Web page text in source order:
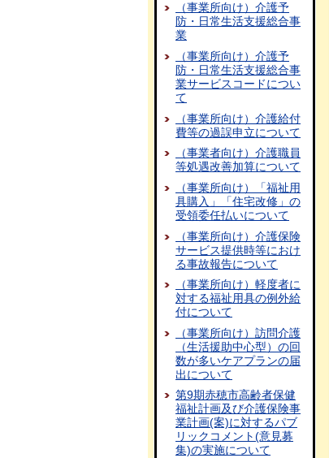
（事業所向け）介護予
防・日常生活支援総合事
業
（事業所向け）介護予
防・日常生活支援総合事
業サービスコードについ
て
（事業所向け）介護給付
費等の過誤申立について
（事業者向け）介護職員
等処遇改善加算について
（事業所向け）「福祉用
具購入」「住宅改修」の
受領委任払いについて
（事業所向け）介護保険
サービス提供時等におけ
る事故報告について
（事業所向け）軽度者に
対する福祉用具の例外給
付について
（事業所向け）訪問介護
（生活援助中心型）の回
数が多いケアプランの届
出について
第9期赤穂市高齢者保健
福祉計画及び介護保険事
業計画(案)に対するパブ
リックコメント(意見募
集)の実施について